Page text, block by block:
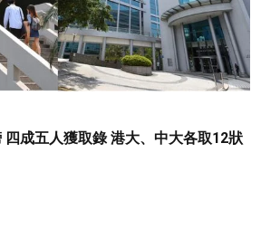
四成五人獲取錄 港大、中大各取12狀